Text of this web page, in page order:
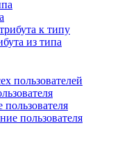
к типу
из типа
пользователей
пользователя